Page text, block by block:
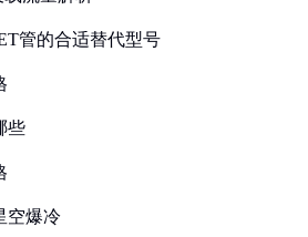
管的合适替代型号
些
空爆冷